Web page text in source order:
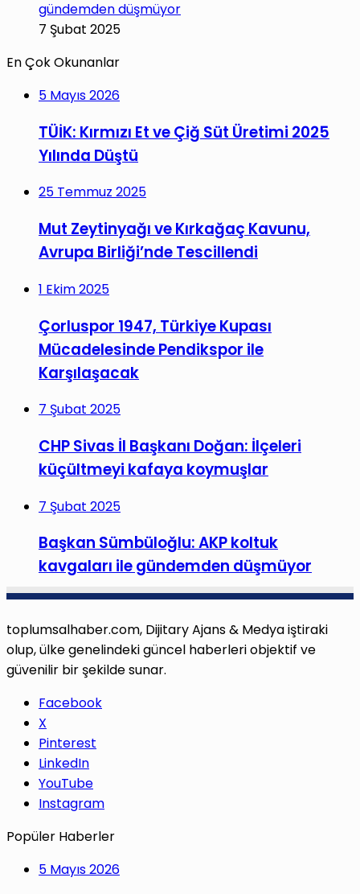
gündemden düşmüyor
7 Şubat 2025
En Çok Okunanlar
5 Mayıs 2026
TÜİK: Kırmızı Et ve Çiğ Süt Üretimi 2025
Yılında Düştü
25 Temmuz 2025
Mut Zeytinyağı ve Kırkağaç Kavunu,
Avrupa Birliği’nde Tescillendi
1 Ekim 2025
Çorluspor 1947, Türkiye Kupası
Mücadelesinde Pendikspor ile
Karşılaşacak
7 Şubat 2025
CHP Sivas İl Başkanı Doğan: İlçeleri
küçültmeyi kafaya koymuşlar
7 Şubat 2025
Başkan Sümbüloğlu: AKP koltuk
kavgaları ile gündemden düşmüyor
toplumsalhaber.com, Dijitary Ajans & Medya iştiraki
olup, ülke genelindeki güncel haberleri objektif ve
güvenilir bir şekilde sunar.
Facebook
X
Pinterest
LinkedIn
YouTube
Instagram
Popüler Haberler
5 Mayıs 2026